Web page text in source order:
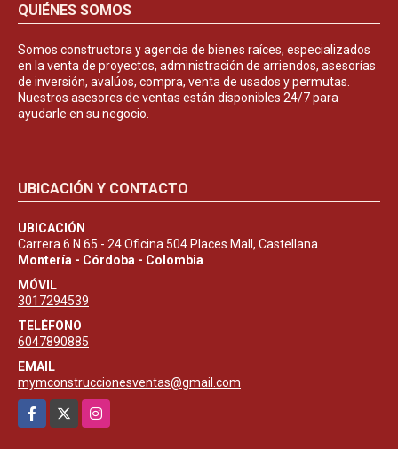
QUIÉNES SOMOS
Somos constructora y agencia de bienes raíces, especializados
en la venta de proyectos, administración de arriendos, asesorías
de inversión, avalúos, compra, venta de usados y permutas.
Nuestros asesores de ventas están disponibles 24/7 para
ayudarle en su negocio.
UBICACIÓN Y CONTACTO
UBICACIÓN
Carrera 6 N 65 - 24 Oficina 504 Places Mall, Castellana
Montería - Córdoba - Colombia
MÓVIL
3017294539
TELÉFONO
6047890885
EMAIL
mymconstruccionesventas@gmail.com
Facebook
Instagram